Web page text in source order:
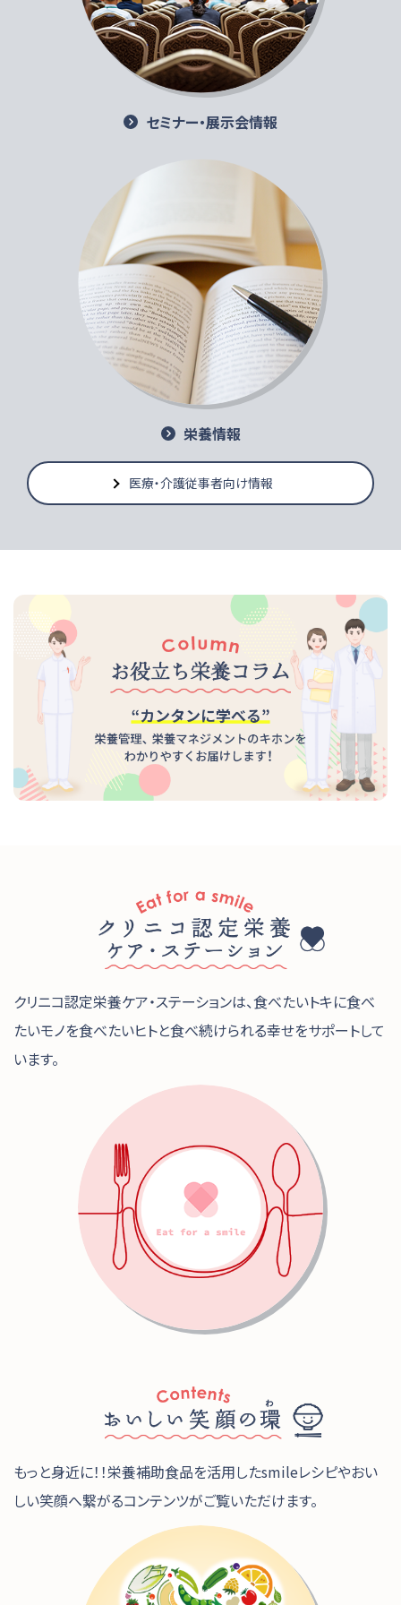
セミナー・展示会情報
栄養情報
医療・介護従事者向け情報
クリニコ認定栄養ケア・ステーションは、食べたいトキに食べ
たいモノを食べたいヒトと食べ続けられる幸せをサポートして
います。
もっと身近に！！栄養補助食品を活用したsmileレシピやおい
しい笑顔へ繋がるコンテンツがご覧いただけます。